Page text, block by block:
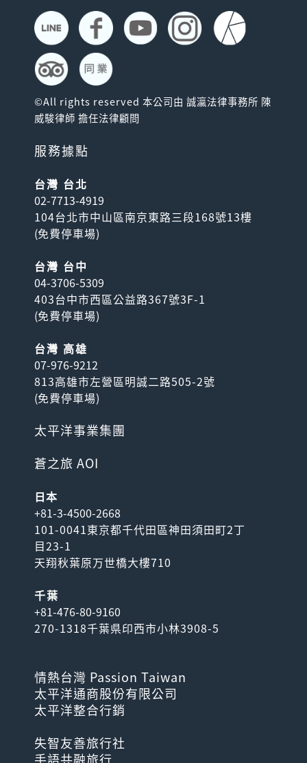
©All rights reserved 本公司由 誠瀛法律事務所 陳
威駿律師 擔任法律顧問
服務據點
台灣 台北
02-7713-4919
104台北市中山區南京東路三段168號13樓
(免費停車場)
台灣 台中
04-3706-5309
403台中市西區公益路367號3F-1
(免費停車場)
台灣 高雄
07-976-9212
813高雄市左營區明誠二路505-2號
(免費停車場)
太平洋事業集團
蒼之旅 AOI
日本
+81-3-4500-2668
101-0041東京都千代田區神田須田町2丁
目23-1
天翔秋葉原万世橋大樓710
千葉
+81-476-80-9160
270-1318千葉県印西市小林3908-5
情熱台灣 Passion Taiwan
太平洋通商股份有限公司
太平洋整合行銷
失智友善旅行社
手語共融旅行